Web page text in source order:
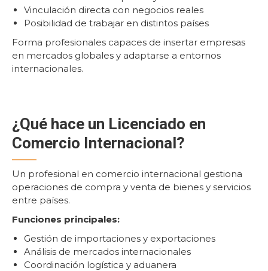
Vinculación directa con negocios reales
Posibilidad de trabajar en distintos países
Forma profesionales capaces de insertar empresas
en mercados globales y adaptarse a entornos
internacionales.
¿Qué hace un Licenciado en
Comercio Internacional?
Un profesional en comercio internacional gestiona
operaciones de compra y venta de bienes y servicios
entre países.
Funciones principales:
Gestión de importaciones y exportaciones
Análisis de mercados internacionales
Coordinación logística y aduanera